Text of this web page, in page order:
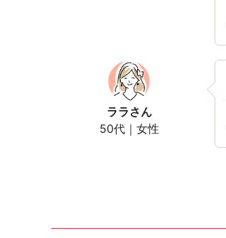
ララ さん
50代｜女性